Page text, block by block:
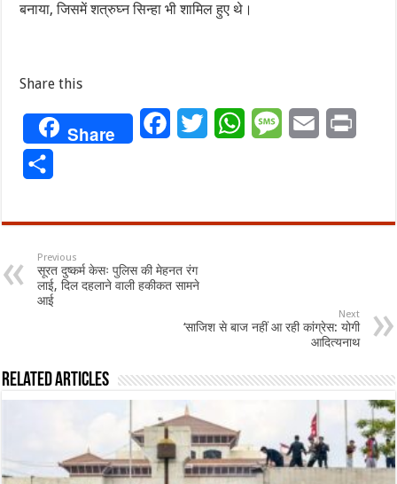
बनाया, जिसमें शत्रुघ्न सिन्हा भी शामिल हुए थे।
Share this
Share FacebookTwitterWhatsAppMessageEmail
Previous
सूरत दुष्कर्म केसः पुलिस की मेहनत रंग
लाई, दिल दहलाने वाली हकीकत सामने
आई
Next
‘साजिश से बाज नहीं आ रही कांग्रेस: योगी
आदित्‍यनाथ
Related Articles